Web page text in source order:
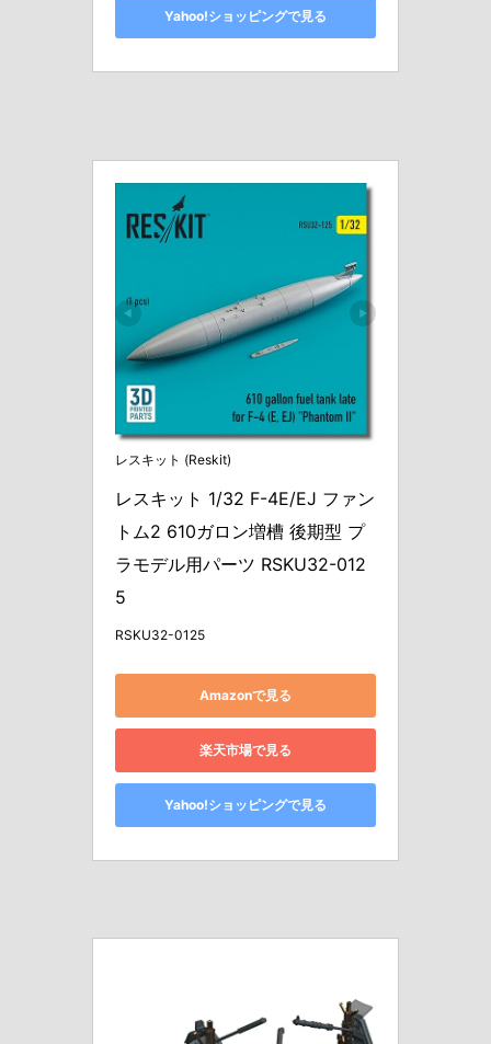
Yahoo!ショッピングで見る
レスキット (Reskit)
レスキット 1/32 F-4E/EJ ファン
トム2 610ガロン増槽 後期型 プ
ラモデル用パーツ RSKU32-012
5
RSKU32-0125
Amazonで見る
楽天市場で見る
Yahoo!ショッピングで見る